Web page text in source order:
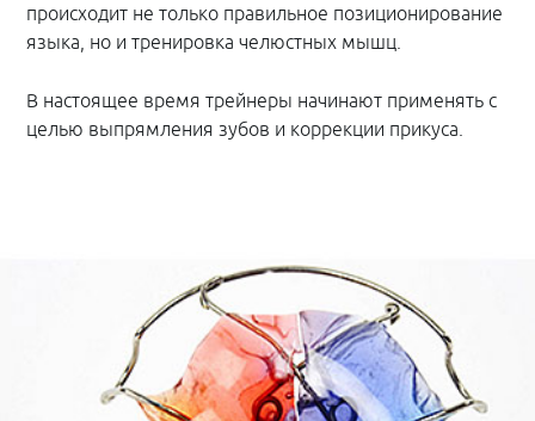
происходит не только правильное позиционирование
языка, но и тренировка челюстных мышц.
В настоящее время трейнеры начинают применять с
целью выпрямления зубов и коррекции прикуса.